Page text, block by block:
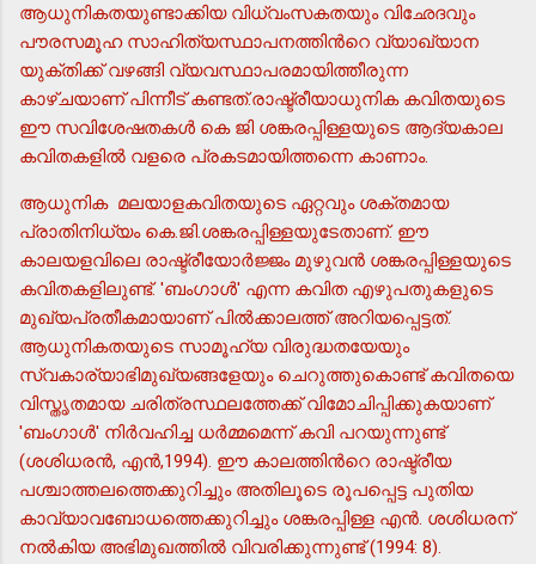
ആധുനികതയുണ്ടാക്കിയ വിധ്വംസകതയും വിഛേദവും
പൗരസമൂഹ സാഹിത്യസ്ഥാപനത്തിന്‍റെ വ്യാഖ്യാന
യുക്തിക്ക് വഴങ്ങി വ്യവസ്ഥാപരമായിത്തീരുന്ന
കാഴ്ചയാണ് പിന്നീട് കണ്ടത്.രാഷ്ട്രീയാധുനിക കവിതയുടെ
ഈ സവിശേഷതകള്‍ കെ ജി ശങ്കരപ്പിള്ളയുടെ ആദ്യകാല
കവിതകളില്‍ വളരെ പ്രകടമായിത്തന്നെ കാണാം.
ആധുനിക മലയാളകവിതയുടെ ഏറ്റവും ശക്തമായ
പ്രാതിനിധ്യം കെ.ജി.ശങ്കരപ്പിള്ളയുടേതാണ്. ഈ
കാലയളവിലെ രാഷ്ട്രീയോര്‍ജ്ജം മുഴുവന്‍ ശങ്കരപ്പിള്ളയുടെ
കവിതകളിലുണ്ട്. 'ബംഗാള്‍' എന്ന കവിത എഴുപതുകളുടെ
മുഖ്യപ്രതീകമായാണ് പില്‍ക്കാലത്ത് അറിയപ്പെട്ടത്.
ആധുനികതയുടെ സാമൂഹ്യ വിരുദ്ധതയേയും
സ്വകാര്യാഭിമുഖ്യങ്ങളേയും ചെറുത്തുകൊണ്ട് കവിതയെ
വിസ്തൃതമായ ചരിത്രസ്ഥലത്തേക്ക് വിമോചിപ്പിക്കുകയാണ്
'ബംഗാള്‍' നിര്‍വഹിച്ച ധര്‍മ്മമെന്ന് കവി പറയുന്നുണ്ട്
(ശശിധരന്‍, എന്‍,1994). ഈ കാലത്തിന്‍റെ രാഷ്ട്രീയ
പശ്ചാത്തലത്തെക്കുറിച്ചും അതിലൂടെ രൂപപ്പെട്ട പുതിയ
കാവ്യാവബോധത്തെക്കുറിച്ചും ശങ്കരപ്പിള്ള എന്‍. ശശിധരന്
നല്‍കിയ അഭിമുഖത്തില്‍ വിവരിക്കുന്നുണ്ട് (1994: 8).